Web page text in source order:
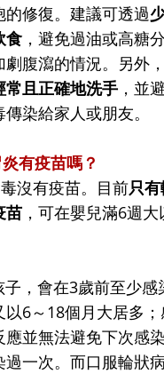
修復。建議可透過
食 ，避免過油或高糖
腹瀉的情況。另外，
常且正確地洗手 ，並
染給家人或朋友。
有疫苗嗎？
沒有疫苗。目前只
苗 ，可在嬰兒滿6週
，會在3歲前至少感
6～18個月大居多
並無法避免下次感
過一次。而口服輪狀